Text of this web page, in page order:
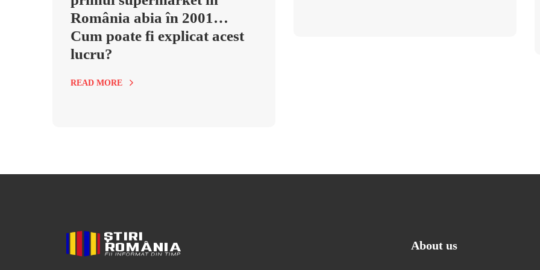
România abia în 2001…
Cum poate fi explicat acest
lucru?
READ MORE
About us